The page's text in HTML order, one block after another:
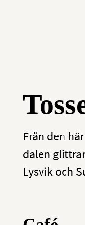
Från den
dalen
Lysvik och